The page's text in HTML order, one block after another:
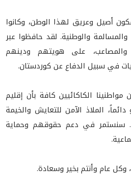
أصيل وعريق لهذا الوطن، وكانوا
والمسالمة والوطنية. لقد حافظوا عبر
والمصاعب، على هويتهم ودينهم
في سبيل الدفاع عن كوردستان.
الكاكائيين كافة بأن إقليم
الملاذ الآمن للتعايش والخيمة
سنستمر في دعم حقوقهم وحماية
وكل عام وأنتم بخير وسعادة.